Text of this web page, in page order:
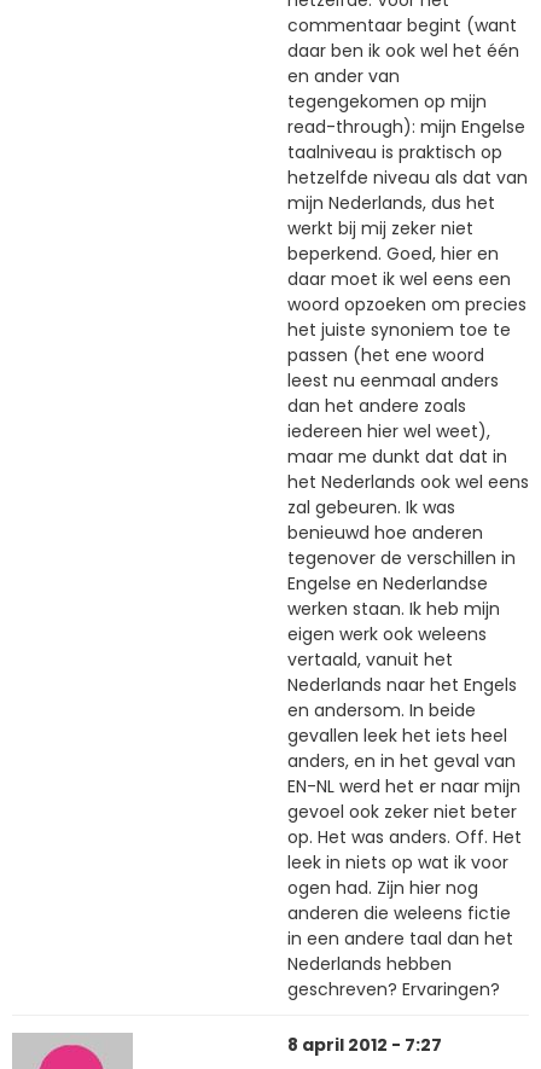
commentaar begint (want
daar ben ik ook wel het één
en ander van
tegengekomen op mijn
read-through): mijn Engelse
taalniveau is praktisch op
hetzelfde niveau als dat van
mijn Nederlands, dus het
werkt bij mij zeker niet
beperkend. Goed, hier en
daar moet ik wel eens een
woord opzoeken om precies
het juiste synoniem toe te
passen (het ene woord
leest nu eenmaal anders
dan het andere zoals
iedereen hier wel weet),
maar me dunkt dat dat in
het Nederlands ook wel eens
zal gebeuren. Ik was
benieuwd hoe anderen
tegenover de verschillen in
Engelse en Nederlandse
werken staan. Ik heb mijn
eigen werk ook weleens
vertaald, vanuit het
Nederlands naar het Engels
en andersom. In beide
gevallen leek het iets heel
anders, en in het geval van
EN-NL werd het er naar mijn
gevoel ook zeker niet beter
op. Het was anders. Off. Het
leek in niets op wat ik voor
ogen had. Zijn hier nog
anderen die weleens fictie
in een andere taal dan het
Nederlands hebben
geschreven? Ervaringen?
8 april 2012 - 7:27